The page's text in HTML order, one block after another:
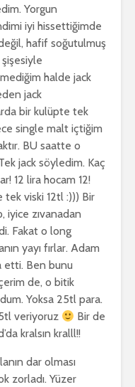
Yorgun
iyi hissettiğimde
hafif soğutulmuş
halde jack
jack
bir kulüpte tek
single malt içtiğim
BU saatte o
jack söyledim. Kaç
12 lira hocam 12!
tek viski 12tl :))) Bir
iyice zıvanadan
Fakat o long
yayı fırlar. Adam
etti. Ben bunu
de, o bitik
Yoksa 25tl para.
veriyoruz
Bir de
kralsın kralll!!
dar olması
zorladı. Yüzer